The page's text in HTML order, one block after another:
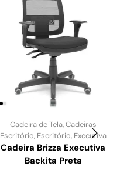
Cadeira de Tela,Cadeiras
Escritório, Escritório, Executiva
Cadeira Brizza Executiva
Backita Preta